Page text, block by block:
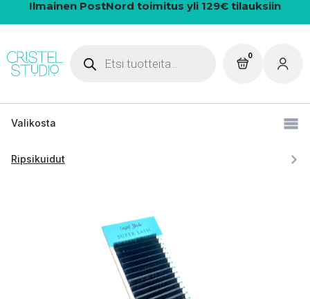
Ilmainen PostNord toimitus yli 129€ tilauksiin
search
0
Valikosta
Ripsikuidut